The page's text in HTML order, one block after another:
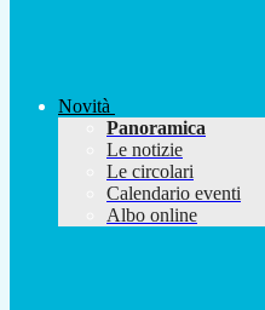
Novità
Panoramica
Le notizie
Le circolari
Calendario eventi
Albo online